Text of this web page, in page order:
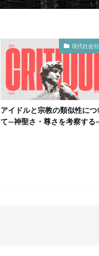
現代社会
アイドルと宗教の類似性につ
て—神聖さ・尊さを考察する